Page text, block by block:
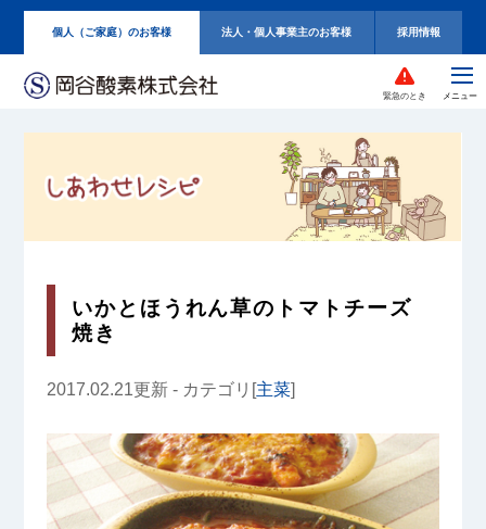
個人（ご家庭）のお客様 法人・個人事業主のお客様 採用情報
緊急のとき
いかとほうれん草のトマトチーズ
焼き
2017.02.21更新 - カテゴリ[主菜]